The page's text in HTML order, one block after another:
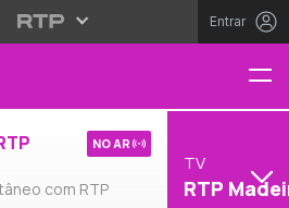
Entrar
com RTP
NO AR
TV
RTP